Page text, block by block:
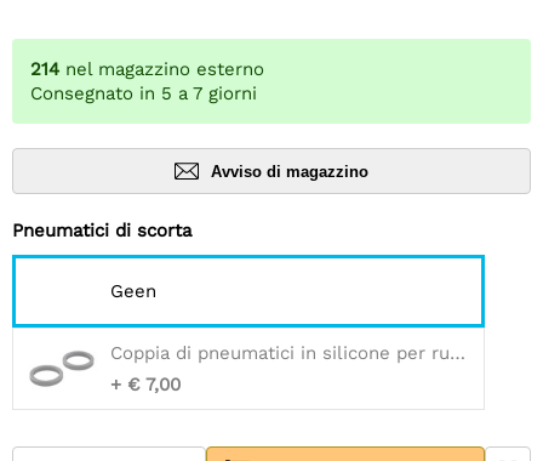
214 nel magazzino esterno
Consegnato in 5 a 7 giorni
Avviso di magazzino
Pneumatici di scorta
Geen
Coppia di pneumatici in silicone per ruote Pololu da 60×8 mm/70×8 mm
+ € 7,00